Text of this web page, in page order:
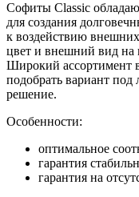
Софиты Classic
для создания
к воздействию
цвет и внешний вид на
Широкий ассортимент
подобрать вариант под
решение.
Особенности:
оптимальное
гарантия
гарантия на